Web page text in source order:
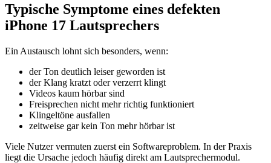
Typische Symptome eines defekten
iPhone 17 Lautsprechers
Ein Austausch lohnt sich besonders, wenn:
der Ton deutlich leiser geworden ist
der Klang kratzt oder verzerrt klingt
Videos kaum hörbar sind
Freisprechen nicht mehr richtig funktioniert
Klingeltöne ausfallen
zeitweise gar kein Ton mehr hörbar ist
Viele Nutzer vermuten zuerst ein Softwareproblem. In der Praxis
liegt die Ursache jedoch häufig direkt am Lautsprechermodul.